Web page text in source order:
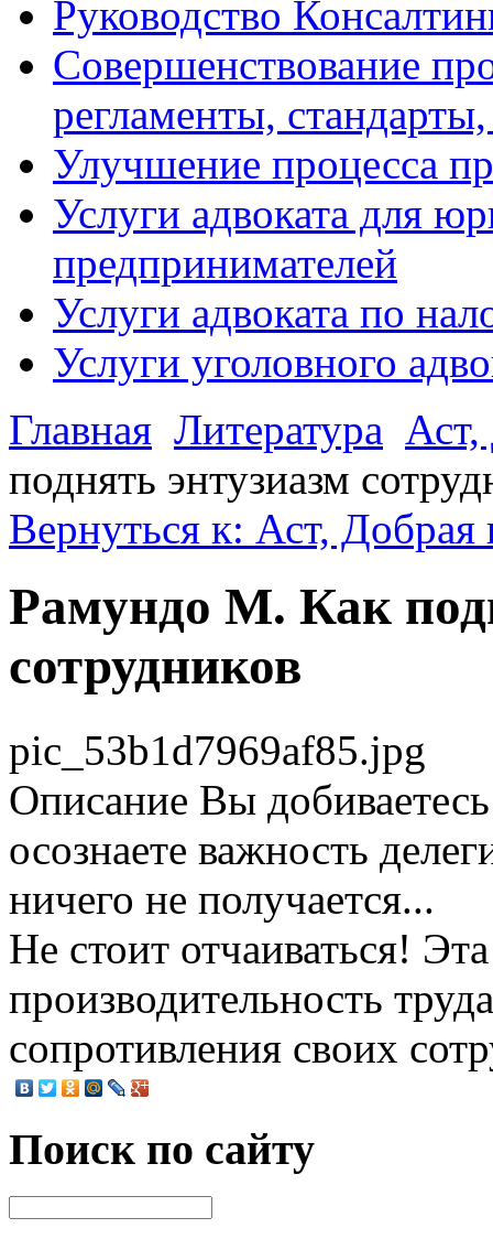
Руководство
Совершенствование
регламенты,
Улучшение процесса
Услуги адвоката для
предпринимателей
Услуги адвоката по
Услуги уголовного
Главная Литература Аст,
поднять энтузиазм
Вернуться к: Аст, Добрая
Рамундо М. Как
сотрудников
pic_53b1d7969af85.jpg
Описание Вы
осознаете важность
ничего не получается...
Не стоит отчаиваться!
производительность
сопротивления своих
Поиск по сайту